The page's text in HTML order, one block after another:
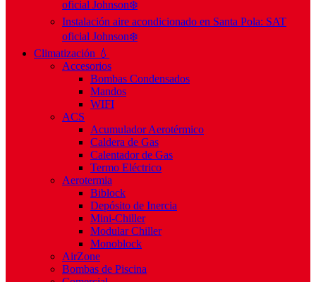
oficial Johnson❄️
Instalación aire acondicionado en Santa Pola: SAT
oficial Johnson❄️
Climatización 💧
Accesorios
Bombas Condensados
Mandos
WIFI
ACS
Acumulador Aerotérmico
Caldera de Gas
Calentador de Gas
Termo Eléctrico
Aerotermia
Biblock
Depósito de Inercia
Mini-Chiller
Modular Chiller
Monoblock
AirZone
Bombas de Piscina